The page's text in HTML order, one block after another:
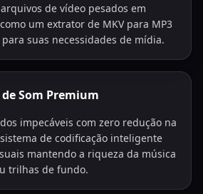
de vídeo pesados em
um extrator de MKV para MP3
suas necessidades de mídia.
Som Premium
impecáveis com zero redução na
de codificação inteligente
mantendo a riqueza da música
trilhas de fundo.